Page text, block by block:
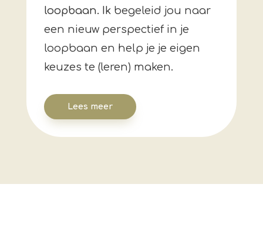
loopbaan. Ik begeleid jou naar
een nieuw perspectief in je
loopbaan en help je je eigen
keuzes te (leren) maken.
Lees meer